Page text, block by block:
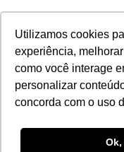
Utilizamos cookies
experiência,
como você interage
personalizar
concorda com o uso
Qual a